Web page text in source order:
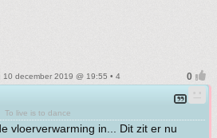
10 december 2019 @ 19:55 • 4
To live is to dance
vloerverwarming in... Dit zit er nu